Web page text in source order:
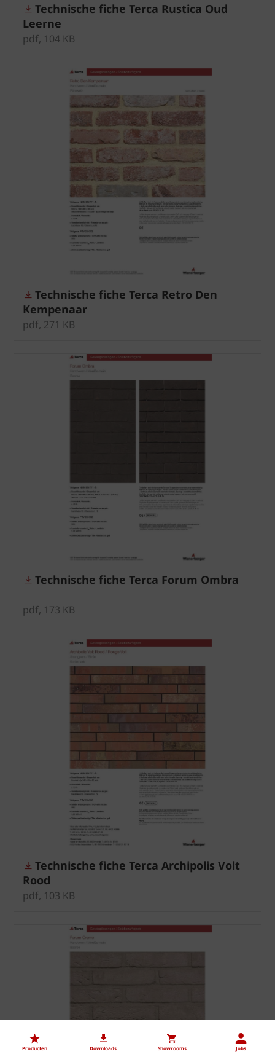
Technische fiche Terca Rustica Oud
Leerne
pdf, 104 KB
Technische fiche Terca Retro Den
Kempenaar
pdf, 271 KB
Technische fiche Terca Forum Ombra
pdf, 173 KB
Technische fiche Terca Archipolis Volt
Rood
pdf, 103 KB
Producten Downloads Showrooms Jobs